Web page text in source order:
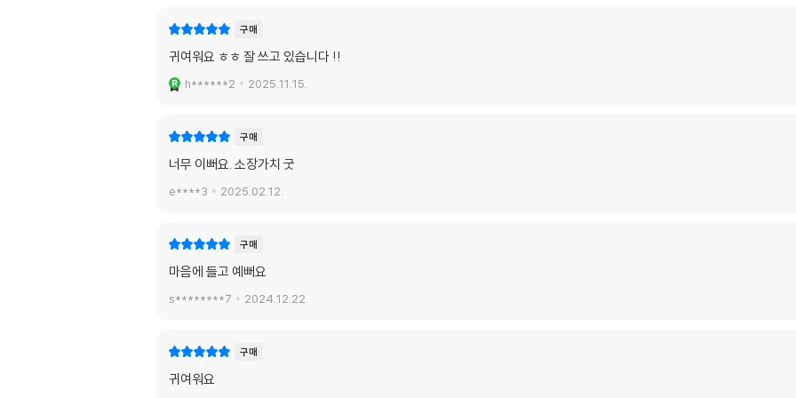
구매
귀여워요 ㅎㅎ 잘 쓰고 있습니다 !!
h******2 2025.11.15.
구매
너무 이뻐요. 소장가치 굿
e****3 2025.02.12.
구매
마음에 들고 예뻐요
s********7 2024.12.22.
구매
귀여워요